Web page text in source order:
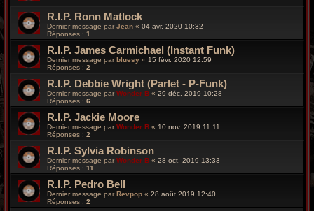
R.I.P. Ronn Matlock
Dernier message par Jean « 04 avr. 2020 10:32
Réponses : 1
R.I.P. James Carmichael (Instant Funk)
Dernier message parbluesy « 15 févr. 2020 12:59
Réponses : 2
R.I.P. Debbie Wright (Parlet - P-Funk)
Dernier message par Wonder B « 29 déc. 2019 10:28
Réponses : 6
R.I.P. Jackie Moore
Dernier message parWonder B « 10 nov. 2019 11:11
Réponses : 2
R.I.P. Sylvia Robinson
Dernier message par Wonder B « 28 oct. 2019 13:33
Réponses : 11
R.I.P. Pedro Bell
Dernier message parRevpop « 28 août 2019 12:40
Réponses : 2